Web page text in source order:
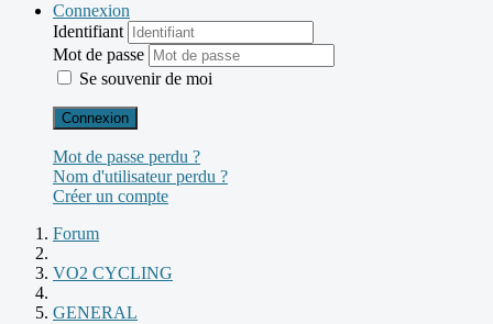
Connexion
Identifiant
Mot de passe
Se souvenir de moi
Connexion
Mot de passe perdu ?
Nom d'utilisateur perdu ?
Créer un compte
Forum
VO2 CYCLING
GENERAL